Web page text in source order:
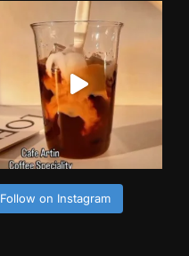
Follow on Instagram